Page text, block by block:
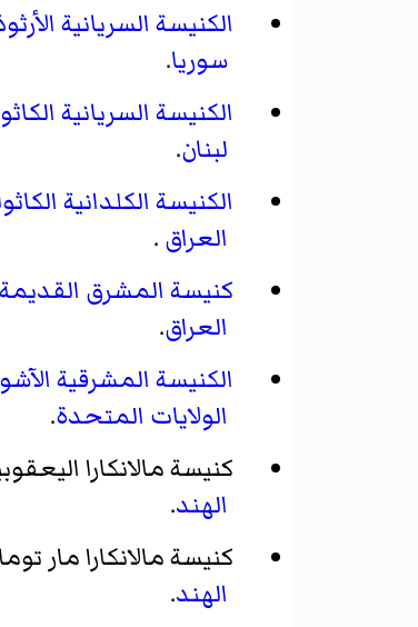
الكنيسة السريانية
سوريا.
الكنيسة السريانية
لبنان.
الكنيسة الكلدانية
العراق .
كنيسة المشرق القديمة
العراق.
الكنيسة المشرقية
الولايات المتحدة.
كنيسة مالانكارا
الهند.
كنيسة مالانكارا مار
الهند.